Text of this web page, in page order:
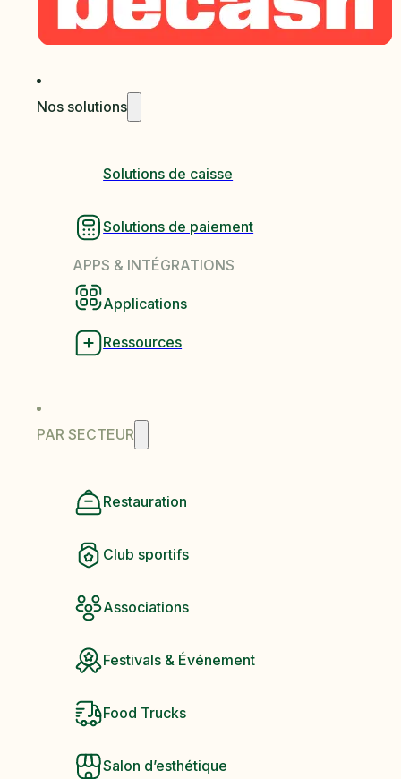
Nos solutions
Solutions de caisse
Solutions de paiement
APPS & INTÉGRATIONS
Applications
Ressources
PAR SECTEUR
Restauration
Club sportifs
Associations
Festivals & Événement
Food Trucks
Salon d’esthétique